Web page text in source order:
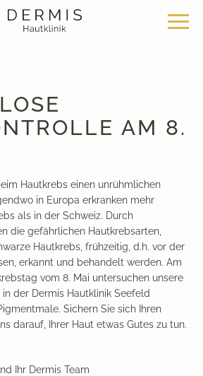
AM 8.
Hautkrebs einen unrühmlichen
in Europa erkranken mehr
als in der Schweiz. Durch
die gefährlichen Hautkrebsarten,
Hautkrebs, frühzeitig, d.h. vor der
erkannt und behandelt werden. Am
vom 8. Mai untersuchen unsere
der Dermis Hautklinik Seefeld
Sichern Sie sich Ihren
darauf, Ihrer Haut etwas Gutes zu tun.
Ihr Dermis Team
Bülach